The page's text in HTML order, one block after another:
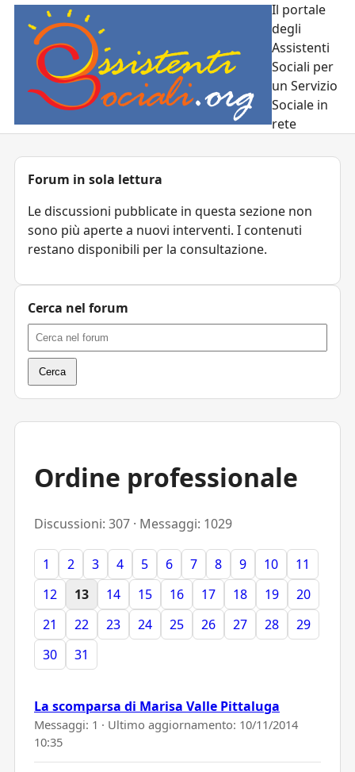
Il portale
degli
Assistenti
Sociali per
un Servizio
Sociale in
rete
Ordine professionale
Discussioni: 307 · Messaggi: 1029
1 2 3 4 5 6 7 8 9 10
11
12
13 14 15 16 17 18 19
20
21
22 23 24 25 26 27 28
29
30
31
La scomparsa di Marisa Valle Pittaluga
Messaggi: 1 · Ultimo aggiornamento: 10/11/2014
10:35
Forum in sola lettura
Le discussioni pubblicate in questa sezione non
sono più aperte a nuovi interventi. I contenuti
restano disponibili per la consultazione.
Cerca nel forum
Cerca